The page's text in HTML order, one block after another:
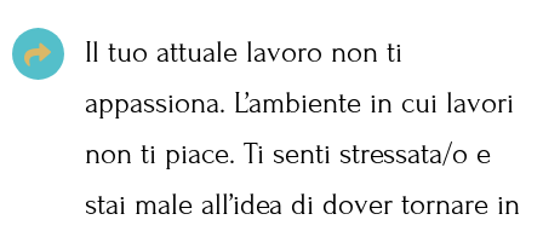
Il tuo attuale lavoro non ti
appassiona. L’ambiente in cui lavori
non ti piace. Ti senti stressata/o e
stai male all’idea di dover tornare in